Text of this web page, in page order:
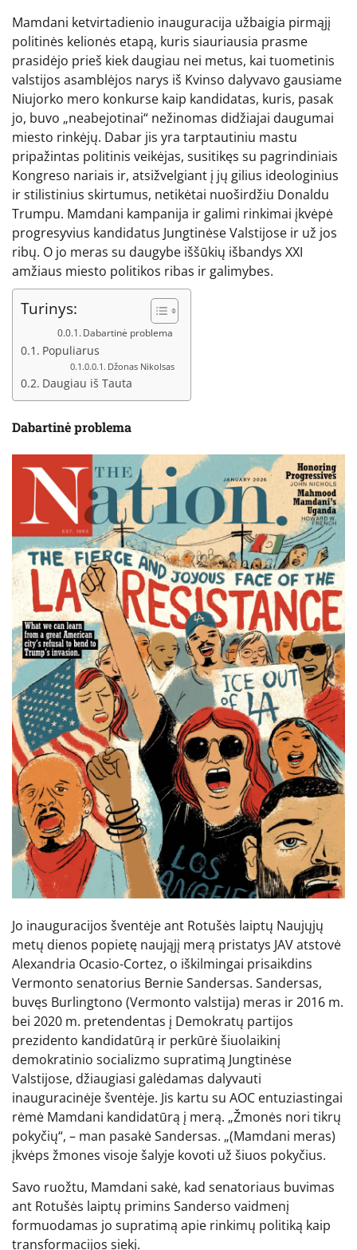
Mamdani ketvirtadienio inauguracija užbaigia pirmąjį
politinės kelionės etapą, kuris siauriausia prasme
prasidėjo prieš kiek daugiau nei metus, kai tuometinis
valstijos asamblėjos narys iš Kvinso dalyvavo gausiame
Niujorko mero konkurse kaip kandidatas, kuris, pasak
jo, buvo „neabejotinai“ nežinomas didžiajai daugumai
miesto rinkėjų. Dabar jis yra tarptautiniu mastu
pripažintas politinis veikėjas, susitikęs su pagrindiniais
Kongreso nariais ir, atsižvelgiant į jų gilius ideologinius
ir stilistinius skirtumus, netikėtai nuoširdžiu Donaldu
Trumpu. Mamdani kampanija ir galimi rinkimai įkvėpė
progresyvius kandidatus Jungtinėse Valstijose ir už jos
ribų. O jo meras su daugybe iššūkių išbandys XXI
amžiaus miesto politikos ribas ir galimybes.
Turinys:
Dabartinė problema
Populiarus
Džonas Nikolsas
Daugiau iš Tauta
Dabartinė problema
Jo inauguracijos šventėje ant Rotušės laiptų Naujųjų
metų dienos popietę naująjį merą pristatys JAV atstovė
Alexandria Ocasio-Cortez, o iškilmingai prisaikdins
Vermonto senatorius Bernie Sandersas. Sandersas,
buvęs Burlingtono (Vermonto valstija) meras ir 2016 m.
bei 2020 m. pretendentas į Demokratų partijos
prezidento kandidatūrą ir perkūrė šiuolaikinį
demokratinio socializmo supratimą Jungtinėse
Valstijose, džiaugiasi galėdamas dalyvauti
inauguracinėje šventėje. Jis kartu su AOC entuziastingai
rėmė Mamdani kandidatūrą į merą. „Žmonės nori tikrų
pokyčių“, – man pasakė Sandersas. „(Mamdani meras)
įkvėps žmones visoje šalyje kovoti už šiuos pokyčius.
Savo ruožtu, Mamdani sakė, kad senatoriaus buvimas
ant Rotušės laiptų primins Sanderso vaidmenį
formuodamas jo supratimą apie rinkimų politiką kaip
transformacijos siekį.